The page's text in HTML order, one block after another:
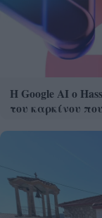
Η Google ΑΙ ο
του καρκίνου